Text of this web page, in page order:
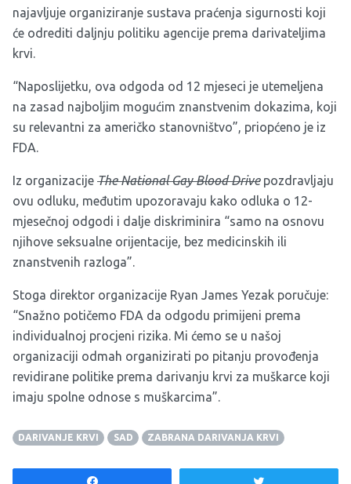
najavljuje organiziranje sustava praćenja sigurnosti koji
će odrediti daljnju politiku agencije prema darivateljima
krvi.
“Naposlijetku, ova odgoda od 12 mjeseci je utemeljena
na zasad najboljim mogućim znanstvenim dokazima, koji
su relevantni za američko stanovništvo”, priopćeno je iz
FDA.
Iz organizacije The National Gay Blood Drivepozdravljaju
ovu odluku, međutim upozoravaju kako odluka o 12-
mjesečnoj odgodi i dalje diskriminira “samo na osnovu
njihove seksualne orijentacije, bez medicinskih ili
znanstvenih razloga”.
Stoga direktor organizacije Ryan James Yezak poručuje:
“Snažno potičemo FDA da odgodu primijeni prema
individualnoj procjeni rizika. Mi ćemo se u našoj
organizaciji odmah organizirati po pitanju provođenja
revidirane politike prema darivanju krvi za muškarce koji
imaju spolne odnose s muškarcima”.
DARIVANJE KRVI SAD ZABRANA DARIVANJA KRVI